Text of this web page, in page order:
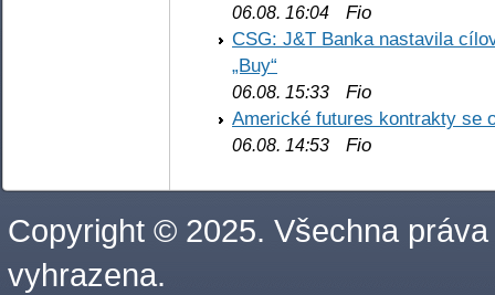
06.08. 16:04 Fio
CSG: J&T Banka nastavila
„Buy“
06.08. 15:33 Fio
Americké futures kontrakty se
06.08. 14:53 Fio
Copyright © 2025. Všechna práva
vyhrazena.